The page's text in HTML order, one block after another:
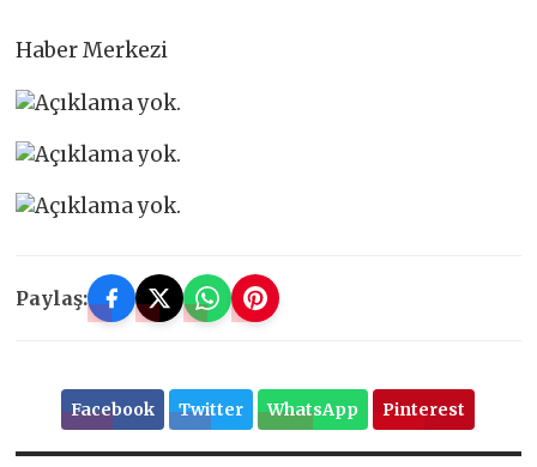
Haber Merkezi
Paylaş:
Facebook Twitter WhatsApp Pinterest